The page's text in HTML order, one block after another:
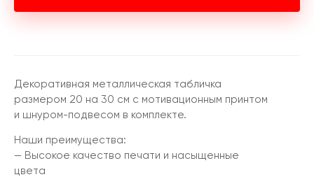
Декоративная металлическая табличка
размером 20 на 30 см с мотивационным принтом
и шнуром-подвесом в комплекте.
Наши преимущества:
— Высокое качество печати и насыщенные
цвета